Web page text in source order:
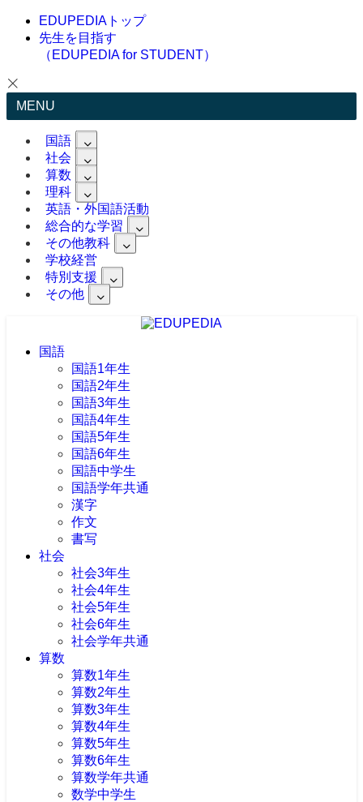
EDUPEDIAトップ
先生を目指す
（EDUPEDIA for STUDENT）
MENU
国語
社会
算数
理科
英語・外国語活動
総合的な学習
その他教科
学校経営
特別支援
その他
国語
国語1年生
国語2年生
国語3年生
国語4年生
国語5年生
国語6年生
国語中学生
国語学年共通
漢字
作文
書写
社会
社会3年生
社会4年生
社会5年生
社会6年生
社会学年共通
算数
算数1年生
算数2年生
算数3年生
算数4年生
算数5年生
算数6年生
算数学年共通
数学中学生